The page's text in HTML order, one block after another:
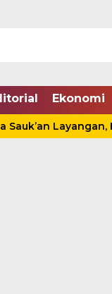
Ekonomi
Layangan,